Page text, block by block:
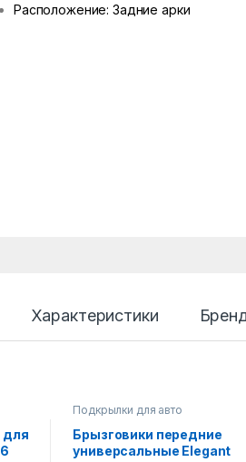
Расположение: Задние арки
Характеристики
для
Подкрылки для авто
Брызговики передние
универсальные Elegant